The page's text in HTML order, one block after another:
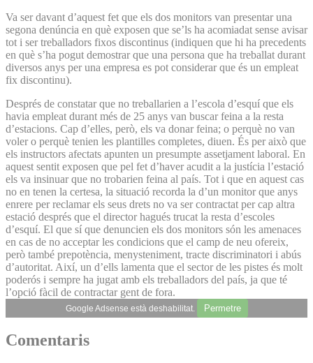
Va ser davant d’aquest fet que els dos monitors van presentar una
segona denúncia en què exposen que se’ls ha acomiadat sense avisar
tot i ser treballadors fixos discontinus (indiquen que hi ha precedents
en què s’ha pogut demostrar que una persona que ha treballat durant
diversos anys per una empresa es pot considerar que és un empleat
fix discontinu).
Després de constatar que no treballarien a l’escola d’esquí que els
havia empleat durant més de 25 anys van buscar feina a la resta
d’estacions. Cap d’elles, però, els va donar feina; o perquè no van
voler o perquè tenien les plantilles completes, diuen. És per això que
els instructors afectats apunten un presumpte assetjament laboral. En
aquest sentit exposen que pel fet d’haver acudit a la justícia l’estació
els va insinuar que no trobarien feina al país. Tot i que en aquest cas
no en tenen la certesa, la situació recorda la d’un monitor que anys
enrere per reclamar els seus drets no va ser contractat per cap altra
estació després que el director hagués trucat la resta d’escoles
d’esquí. El que sí que denuncien els dos monitors són les amenaces
en cas de no acceptar les condicions que el camp de neu ofereix,
però també prepotència, menysteniment, tracte discriminatori i abús
d’autoritat. Així, un d’ells lamenta que el sector de les pistes és molt
poderós i sempre ha jugat amb els treballadors del país, ja que té
l’opció fàcil de contractar gent de fora.
Google Adsense està deshabilitat. Permetre
Comentaris